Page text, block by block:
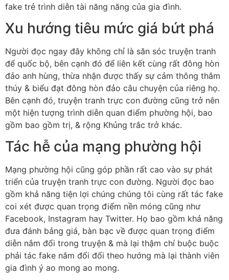
fake trẻ trình diễn tài năng năng của gia đình.
Xu hướng tiêu mức giá bứt phá
Người đọc ngay đây không chỉ là săn sóc truyện tranh
để quốc bộ, bên cạnh đó để liên kết cùng rất đông hòn
đảo anh hùng, thừa nhận được thấy sự cảm thông thâm
thúy & biểu đạt đông hòn đảo câu chuyện của riêng họ.
Bên cạnh đó, truyện tranh trực con đường cũng trở nên
một hiện tượng trình diễn quan điểm phường hội, bao
gồm bao gồm trị, & rộng Khủng trắc trở khác.
Tác hễ của mạng phường hội
Mạng phường hội cũng góp phần rất cao vào sự phát
triển của truyện tranh trực con đường. Người đọc bao
gồm khả năng tiện lợi chúng chúng tôi cùng rất tác fake
coi xét được quan trọng điểm nền móng cũng như
Facebook, Instagram hay Twitter. Họ bao gồm khả năng
đưa đánh bảng giá, bàn bạc về được quan trọng điểm
diễn nắm đổi trong truyện & mà lại thậm chí buộc buộc
phải tác fake nắm đổi đổi theo hướng mà lại thành viên
gia đình ý ao mong ao mong.